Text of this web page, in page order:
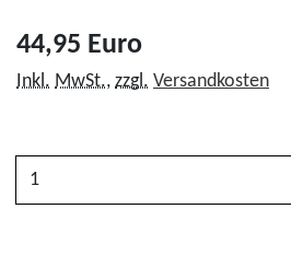
44,95 Euro
Inkl. MwSt., zzgl. Versandkosten
Anzahl